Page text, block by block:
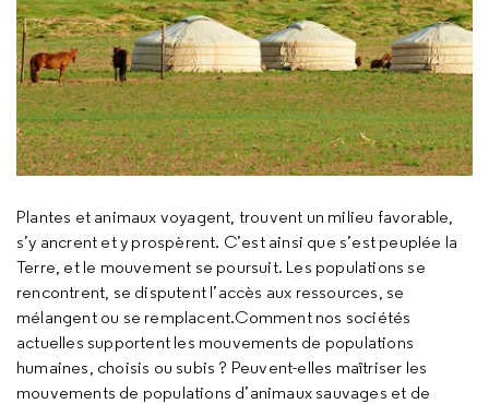
Plantes et animaux voyagent, trouvent un milieu favorable,
s’y ancrent et y prospèrent. C’est ainsi que s’est peuplée la
Terre, et le mouvement se poursuit. Les populations se
rencontrent, se disputent l’accès aux ressources, se
mélangent ou se remplacent.Comment nos sociétés
actuelles supportent les mouvements de populations
humaines, choisis ou subis ? Peuvent-elles maîtriser les
mouvements de populations d’animaux sauvages et de